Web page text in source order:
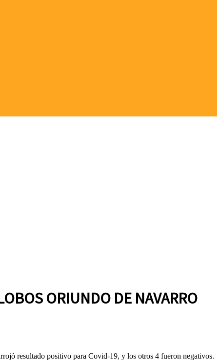
ORIUNDO DE NAVARRO
resultado positivo para Covid-19, y los otros 4 fueron negativos.